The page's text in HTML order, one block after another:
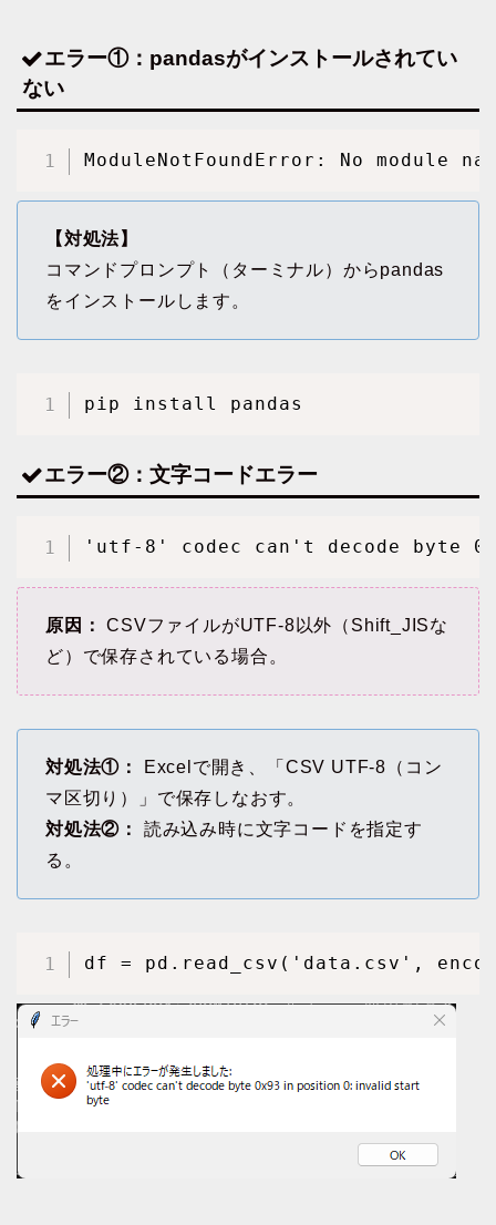
エラー①：pandasがインストールされてい
ない
ModuleNotFoundError: No module
【対処法】
コマンドプロンプト（ターミナル）からpandas
をインストールします。
pip install pandas
エラー②：文字コードエラー
'utf-8' codec can't decode byte
原因：
CSVファイルがUTF-8以外（Shift_JISな
ど）で保存されている場合。
対処法①：
Excelで開き、「CSV UTF-8（コン
マ区切り）」で保存しなおす。
対処法②：
読み込み時に文字コードを指定す
る。
df = pd.read_csv('data.csv',